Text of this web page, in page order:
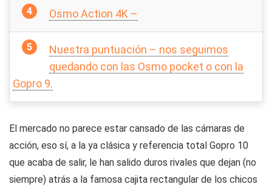
Osmo Action 4K –
Nuestra puntuación – nos seguimos
quedando con las Osmo pocket o con la
Gopro 9.
El mercado no parece estar cansado de las cámaras de
acción, eso sí, a la ya clásica y referencia total Gopro 10
que acaba de salir, le han salido duros rivales que dejan (no
siempre) atrás a la famosa cajita rectangular de los chicos